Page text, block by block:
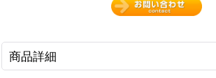
商品詳細